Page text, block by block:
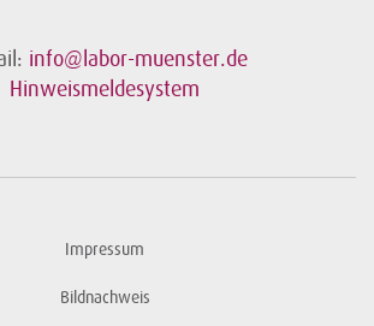
info@labor-muenster.de
Hinweismeldesystem
Impressum
Bildnachweis